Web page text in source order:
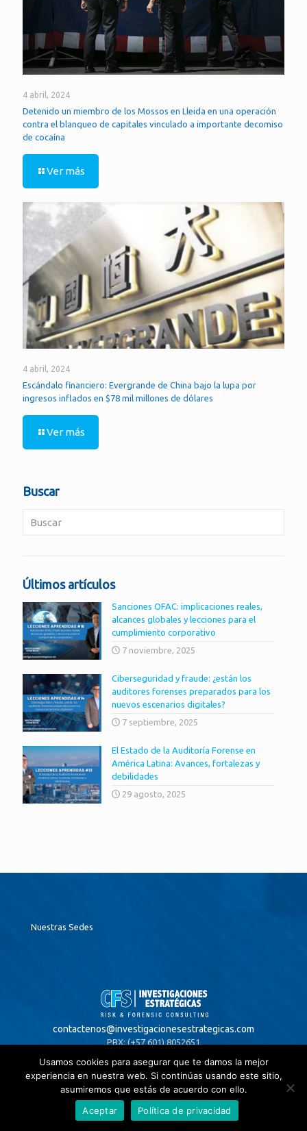
4 abril, 2024
Detenido un miembro de los Mossos en Lleida en una operación
contra el blanqueo de capitales vinculado a importante decomiso
de cocaína
Ver más
4 abril, 2024
Escándalo financiero: Evergrande de China bajo la lupa por
ingresos inflados en $78 mil millones de dólares
Ver más
Buscar
Últimos artículos
Sanciones OFAC: implicaciones reales,
alcances globales y lecciones para el
cumplimiento corporativo
7 noviembre, 2025
Ciberseguridad y fraude: ¿están los
auditores forenses preparados para los
nuevos escenarios digitales?
7 septiembre, 2025
El Estado de la Auditoría Forense en
América Latina: Avances, fortalezas y
debilidades
29 agosto, 2025
Nuestras Sedes
contactenos@investigacionesestrategicas.com
PBX: (+57 601) 8052651
Colombia
Visitar
Usamos cookies para asegurar que te damos la mejor
experiencia en nuestra web. Si continúas usando este sitio,
asumiremos que estás de acuerdo con ello.
Aceptar
Política de privacidad